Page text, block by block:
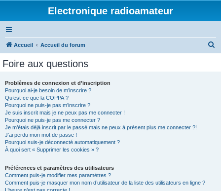
Electronique radioamateur
Accueil Accueil du forum
Foire aux questions
Problèmes de connexion et d’inscription
Pourquoi ai-je besoin de m’inscrire ?
Qu’est-ce que la COPPA ?
Pourquoi ne puis-je pas m’inscrire ?
Je suis inscrit mais je ne peux pas me connecter !
Pourquoi ne puis-je pas me connecter ?
Je m’étais déjà inscrit par le passé mais ne peux à présent plus me connecter ?!
J’ai perdu mon mot de passe !
Pourquoi suis-je déconnecté automatiquement ?
À quoi sert « Supprimer les cookies » ?
Préférences et paramètres des utilisateurs
Comment puis-je modifier mes paramètres ?
Comment puis-je masquer mon nom d’utilisateur de la liste des utilisateurs en ligne ?